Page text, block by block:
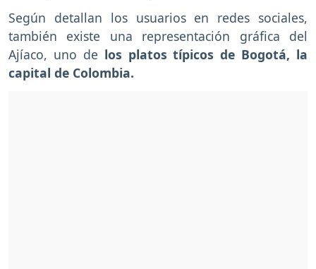
Según detallan los usuarios en redes sociales,
también existe una representación gráfica del
Ajíaco, uno de los platos típicos de Bogotá, la
capital de Colombia.